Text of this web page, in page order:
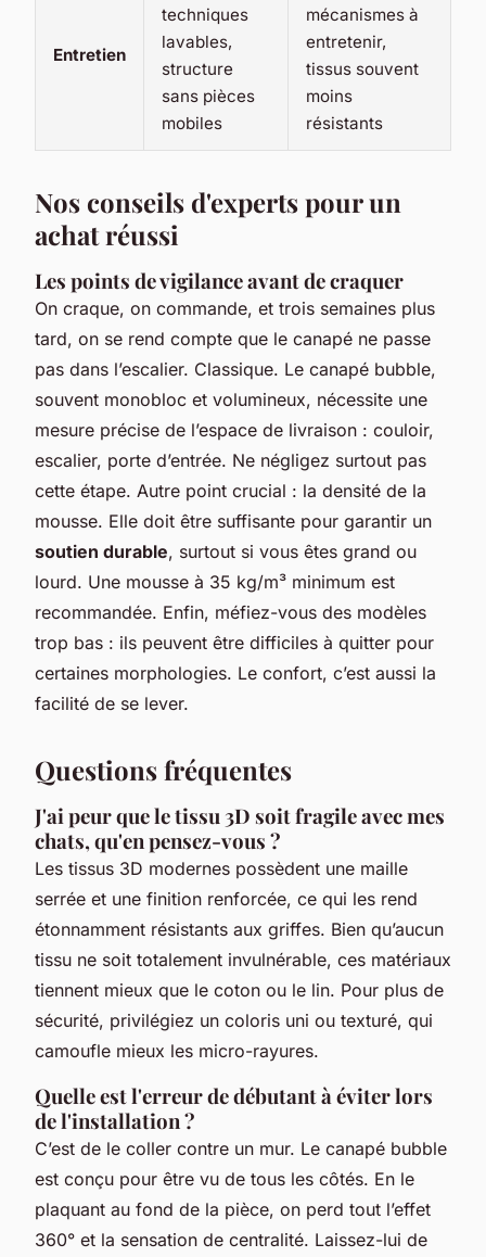
Entretien
techniques
lavables,
structure
sans pièces
mobiles
mécanismes à
entretenir,
tissus souvent
moins
résistants
Nos conseils d'experts pour un
achat réussi
Les points de vigilance avant de craquer
On craque, on commande, et trois semaines plus
tard, on se rend compte que le canapé ne passe
pas dans l’escalier. Classique. Le canapé bubble,
souvent monobloc et volumineux, nécessite une
mesure précise de l’espace de livraison : couloir,
escalier, porte d’entrée. Ne négligez surtout pas
cette étape. Autre point crucial : la densité de la
mousse. Elle doit être suffisante pour garantir un
soutien durable, surtout si vous êtes grand ou
lourd. Une mousse à 35 kg/m³ minimum est
recommandée. Enfin, méfiez-vous des modèles
trop bas : ils peuvent être difficiles à quitter pour
certaines morphologies. Le confort, c’est aussi la
facilité de se lever.
Questions fréquentes
J'ai peur que le tissu 3D soit fragile avec mes
chats, qu'en pensez-vous ?
Les tissus 3D modernes possèdent une maille
serrée et une finition renforcée, ce qui les rend
étonnamment résistants aux griffes. Bien qu’aucun
tissu ne soit totalement invulnérable, ces matériaux
tiennent mieux que le coton ou le lin. Pour plus de
sécurité, privilégiez un coloris uni ou texturé, qui
camoufle mieux les micro-rayures.
Quelle est l'erreur de débutant à éviter lors
de l'installation ?
C’est de le coller contre un mur. Le canapé bubble
est conçu pour être vu de tous les côtés. En le
plaquant au fond de la pièce, on perd tout l’effet
360° et la sensation de centralité. Laissez-lui de